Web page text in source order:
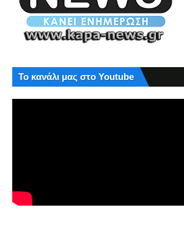
Το κανάλι μας στο Youtube